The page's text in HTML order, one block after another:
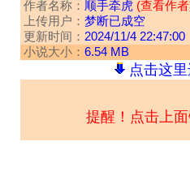
作者名称： 顺手牵虎 (查看作
上传用户： 梦断已成空
更新时间： 2024/11/4 22:47:00
小说大小： 6.54 MB
点击这
提醒！点击上